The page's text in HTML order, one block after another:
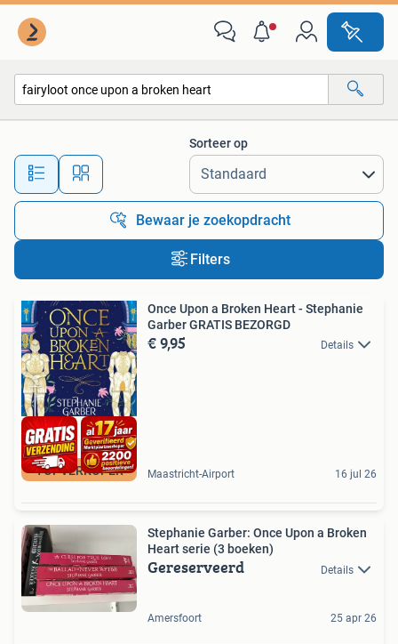
Alle afstanden…
Sorteer op
Bewaar je zoekopdracht
Filters
TOPVERKOPER
Once Upon a Broken Heart - Stephanie
Garber GRATIS BEZORGD
€ 9,95 Details
Maastricht-Airport 16 jul 26
Stephanie Garber: Once Upon a Broken
Heart serie (3 boeken)
Gereserveerd Details
Amersfoort 25 apr 26